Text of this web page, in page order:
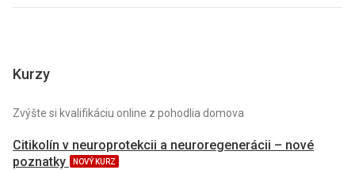
Kurzy
Zvýšte si kvalifikáciu online z pohodlia domova
Citikolín v neuroprotekcii a neuroregenerácii – nové
poznatky
NOVÝ KURZ